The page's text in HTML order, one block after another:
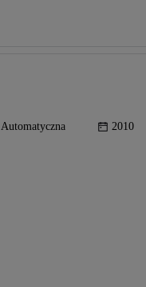
Automatyczna 2010